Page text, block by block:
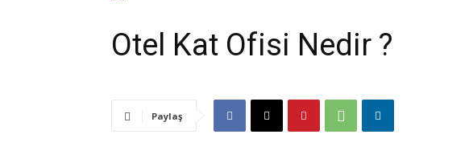
Otel Kat Ofisi Nedir ?
Paylaş